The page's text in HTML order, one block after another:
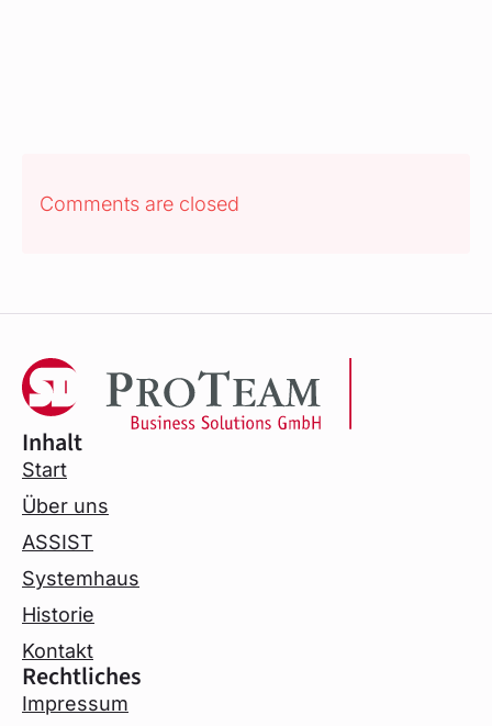
Comments are closed
Inhalt
Start
Über uns
ASSIST
Systemhaus
Historie
Kontakt
Rechtliches
Impressum